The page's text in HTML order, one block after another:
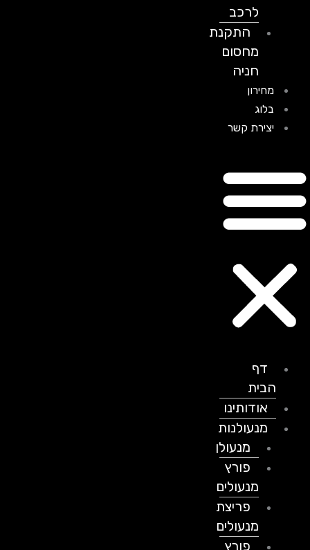
לרכב
התקנת
מחסום
חניה
מחירון
בלוג
יצירת קשר
דף
הבית
אודותינו
מנעולנות
מנעולן
פורץ
מנעולים
פריצת
מנעולים
פורץ